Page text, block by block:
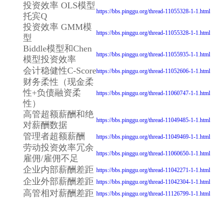
投资效率 OLS模型
托宾Q
https://bbs.pinggu.org/thread-11055328-1-1.html
投资效率 GMM模
型
https://bbs.pinggu.org/thread-11055328-1-1.html
Biddle模型和Chen
模型投资效率
https://bbs.pinggu.org/thread-11055935-1-1.html
会计稳健性C-Scorehttps://bbs.pinggu.org/thread-11052606-1-1.html
财务柔性（现金柔
性+负债融资柔
性）
https://bbs.pinggu.org/thread-11060747-1-1.html
高管超额薪酬和绝
对薪酬数据
https://bbs.pinggu.org/thread-11049485-1-1.html
管理者超额薪酬 https://bbs.pinggu.org/thread-11049469-1-1.html
劳动投资效率冗余
雇佣/雇佣不足
https://bbs.pinggu.org/thread-11060650-1-1.html
企业内部薪酬差距 https://bbs.pinggu.org/thread-11042271-1-1.html
企业外部薪酬差距 https://bbs.pinggu.org/thread-11042304-1-1.html
高管相对薪酬差距 https://bbs.pinggu.org/thread-11126799-1-1.html